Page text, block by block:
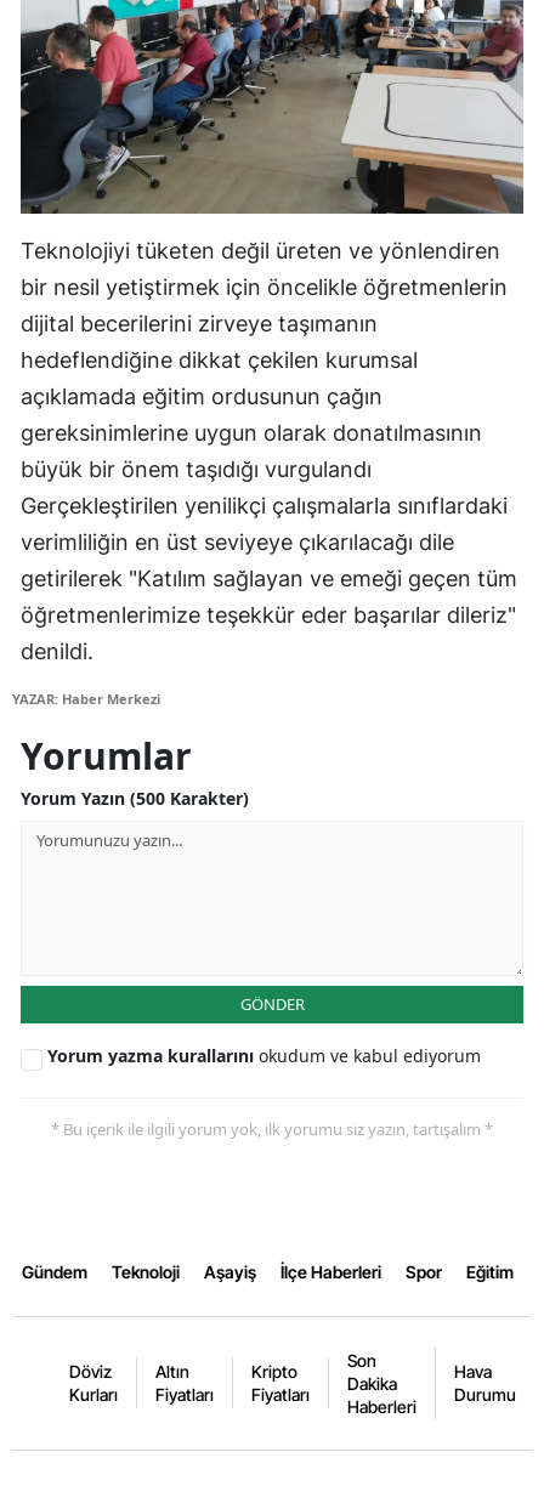
Bayburt
Karaman
Kırıkkale
Batman
Şırnak
Bartın
Ardahan
Iğdır
Yalova
Karabük
Kilis
Osmaniye
Teknolojiyi tüketen değil üreten ve yönlendiren
bir nesil yetiştirmek için öncelikle öğretmenlerin
dijital becerilerini zirveye taşımanın
hedeflendiğine dikkat çekilen kurumsal
açıklamada eğitim ordusunun çağın
gereksinimlerine uygun olarak donatılmasının
büyük bir önem taşıdığı vurgulandı
Gerçekleştirilen yenilikçi çalışmalarla sınıflardaki
verimliliğin en üst seviyeye çıkarılacağı dile
getirilerek "Katılım sağlayan ve emeği geçen tüm
öğretmenlerimize teşekkür eder başarılar dileriz"
denildi.
YAZAR: Haber Merkezi
Yorumlar
Yorum Yazın (500 Karakter)
GÖNDER
Yorum yazma kurallarını okudum ve kabul ediyorum
* Bu içerik ile ilgili yorum yok, ilk yorumu siz yazın, tartışalım *
Gündem Teknoloji Aşayiş İlçe Haberleri Spor Eğitim
Döviz
Kurları
Altın
Fiyatları
Kripto
Fiyatları
Son
Dakika
Haberleri
Hava
Durumu